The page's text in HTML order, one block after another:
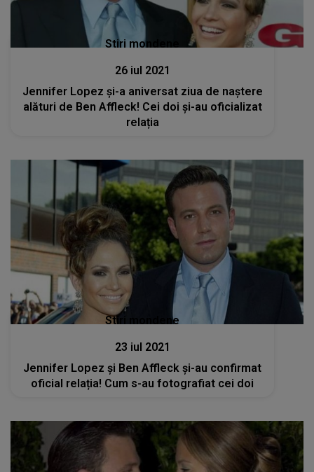
Stiri mondene
26 iul 2021
Jennifer Lopez și-a aniversat ziua de naștere
alături de Ben Affleck! Cei doi și-au oficializat
relația
Stiri mondene
23 iul 2021
Jennifer Lopez și Ben Affleck și-au confirmat
oficial relația! Cum s-au fotografiat cei doi